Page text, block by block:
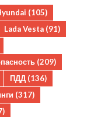
(105)
Lada Vesta (91)
(209)
ПДД (136)
(317)